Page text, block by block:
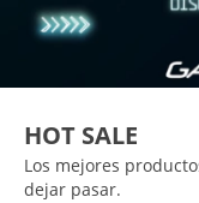
HOT SALE
Los mejores
dejar pasar.